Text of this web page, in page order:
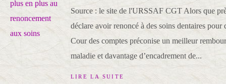
Source : le site de l'URSSAF CGT Alors que
déclare avoir renoncé à des soins dentaires pour
Cour des comptes préconise un meilleur
maladie et davantage d’encadrement de...
LIRE LA SUITE